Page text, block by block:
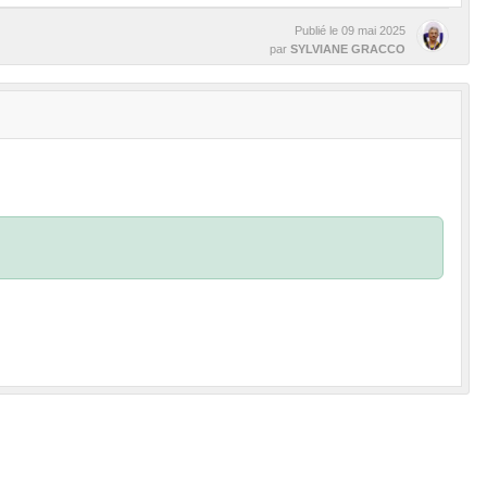
Publié le 09 mai 2025
par SYLVIANE GRACCO